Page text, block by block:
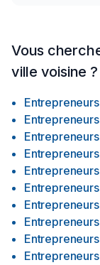
Vous
ville voisine ?
Entrepreneurs
Entrepreneurs
Entrepreneurs
Entrepreneurs
Entrepreneurs
Entrepreneurs
Entrepreneurs
Entrepreneurs
Entrepreneurs
Entrepreneurs